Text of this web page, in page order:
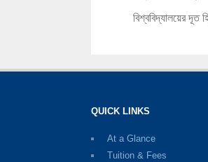
বিশ্ববিদ্যালয়ের দূত
QUICK LINKS
At a Glance
Tuition & Fees